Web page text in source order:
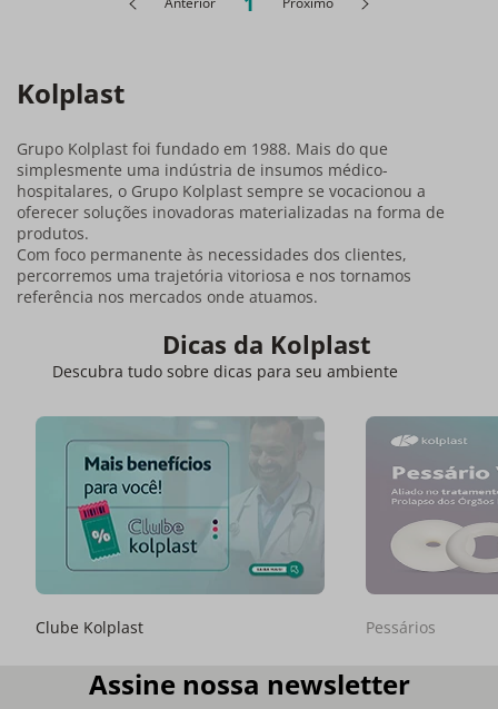
Kolplast
Grupo Kolplast foi fundado em 1988. Mais do que
simplesmente uma indústria de insumos médico-
hospitalares, o Grupo Kolplast sempre se vocacionou a
oferecer soluções inovadoras materializadas na forma de
produtos.
Com foco permanente às necessidades dos clientes,
percorremos uma trajetória vitoriosa e nos tornamos
referência nos mercados onde atuamos.
Dicas da Kolplast
Descubra tudo sobre dicas para seu ambiente
Clube Kolplast Pessários
Assine nossa newsletter